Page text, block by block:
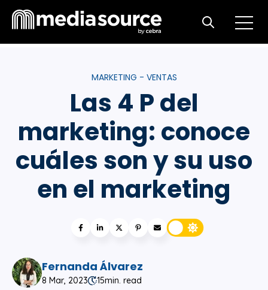
Open
Open search
MARKETING - VENTAS
Las 4 P del
marketing: conoce
cuáles son y su uso
en el marketing
Fernanda Álvarez
8 Mar, 2023 15min. read